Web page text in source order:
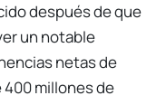
después de que
un notable
netas de
400 millones de